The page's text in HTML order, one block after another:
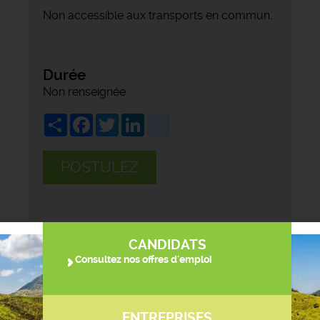
Non accessible aux transports en commun.
Durée
Non renseignée
ShareFacebook
Twitter
POSTULEZ
CANDIDATS
Consultez nos offres d'emploi